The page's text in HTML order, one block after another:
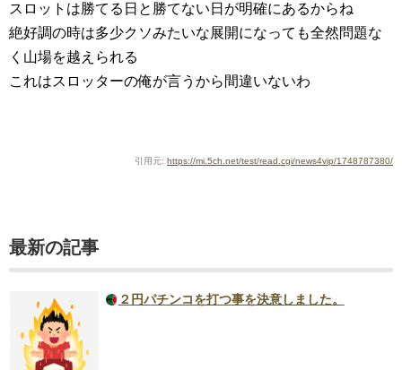
スロットは勝てる日と勝てない日が明確にあるからね
絶好調の時は多少クソみたいな展開になっても全然問題な
く山場を越えられる
これはスロッターの俺が言うから間違いないわ
引用元: https://mi.5ch.net/test/read.cgi/news4vip/1748787380/
最新の記事
２円パチンコを打つ事を決意しました。